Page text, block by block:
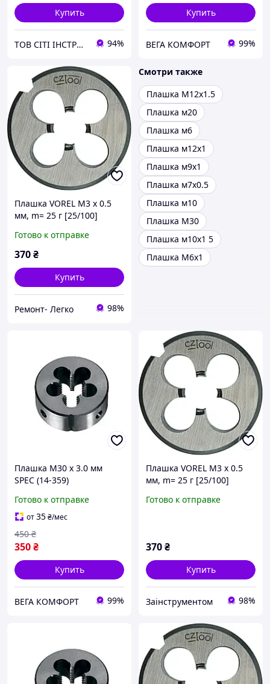
Купить
ТОВ СІТІ ІНСТРУМЕНТ 94%
Купить
ВЕГА КОМФОРТ 99%
Плашка VOREL М3 х 0.5
мм, m= 25 г [25/100]
Готово к отправке
370₴
Купить
Ремонт- Легко 98%
Смотри также
Плашка М12х1.5
Плашка м20
Плашка м6
Плашка м12х1
Плашка м9х1
Плашка м7х0.5
Плашка м10
Плашка М30
Плашка м10х1 5
Плашка М6х1
Плашка М30 х 3.0 мм
SPEC (14-359)
Готово к отправке
от35₴/мес
350₴
450 ₴
Купить
ВЕГА КОМФОРТ 99%
Плашка VOREL М3 х 0.5
мм, m= 25 г [25/100]
Готово к отправке
370₴
Купить
Заінструментом 98%